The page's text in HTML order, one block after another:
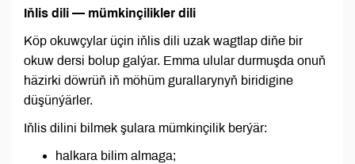
Iňlis dili — mümkinçilikler dili
Köp okuwçylar üçin iňlis dili uzak wagtlap diňe bir
okuw dersi bolup galýar. Emma ulular durmuşda onuň
häzirki döwrüň iň möhüm gurallarynyň biridigine
düşünýärler.
Iňlis dilini bilmek şulara mümkinçilik berýär:
halkara bilim almaga;